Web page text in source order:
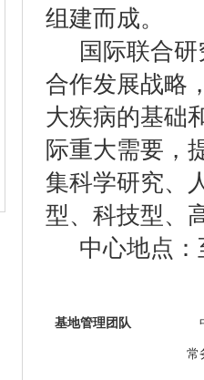
组建而成。
国际联合
合作发展战略
大疾病的基础
际重大需要，
集科学研究、
型、科技型、
中心地点
基地管理团队
常